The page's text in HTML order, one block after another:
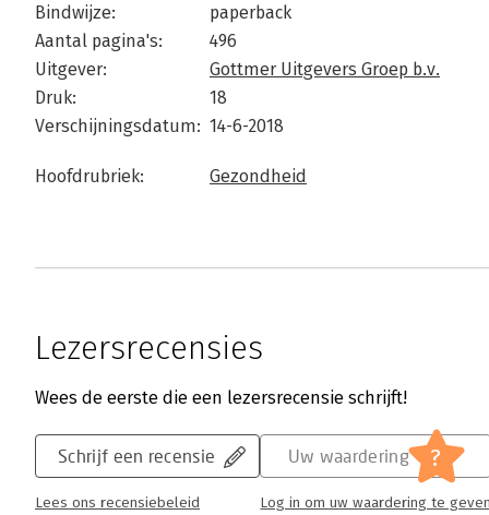
Bindwijze:
paperback
Aantal pagina's:
496
Uitgever:
Gottmer Uitgevers Groep b.v.
Druk:
18
Verschijningsdatum: 14-6-2018
Hoofdrubriek: Gezondheid
Lezersrecensies
Wees de eerste die een lezersrecensie schrijft!
Schrijf een recensie
Lees ons recensiebeleid
Uw waardering ?
Log in om uw waardering te